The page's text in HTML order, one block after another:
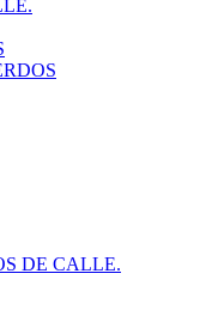
DE CALLE.